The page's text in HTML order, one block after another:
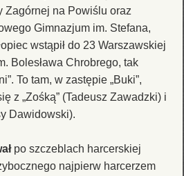
Zagórnej na Powiślu oraz
Gimnazjum im. Stefana,
wstąpił do 23 Warszawskiej
Bolesława Chrobrego, tak
To tam, w zastępie „Buki”,
z „Zośką” (Tadeusz Zawadzki) i
Dawidowski).
po szczeblach harcerskiej
najpierw harcerzem